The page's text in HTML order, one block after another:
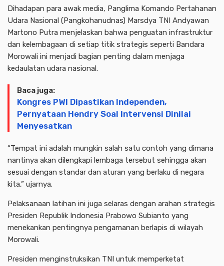
Dihadapan para awak media, Panglima Komando Pertahanan
Udara Nasional (Pangkohanudnas) Marsdya TNI Andyawan
Martono Putra menjelaskan bahwa penguatan infrastruktur
dan kelembagaan di setiap titik strategis seperti Bandara
Morowali ini menjadi bagian penting dalam menjaga
kedaulatan udara nasional.
Baca juga:
Kongres PWI Dipastikan Independen,
Pernyataan Hendry Soal Intervensi Dinilai
Menyesatkan
“Tempat ini adalah mungkin salah satu contoh yang dimana
nantinya akan dilengkapi lembaga tersebut sehingga akan
sesuai dengan standar dan aturan yang berlaku di negara
kita,” ujarnya.
Pelaksanaan latihan ini juga selaras dengan arahan strategis
Presiden Republik Indonesia Prabowo Subianto yang
menekankan pentingnya pengamanan berlapis di wilayah
Morowali.
Presiden menginstruksikan TNI untuk memperketat